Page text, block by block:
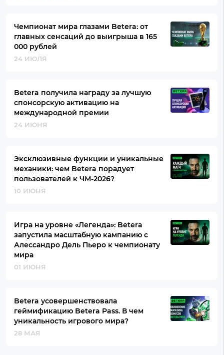
Чемпионат мира глазами Betera: от
главных сенсаций до выигрыша в 165
000 рублей
24 ИЮЛЯ
Betera получила награду за лучшую
спонсорскую активацию на
международной премии
24 ИЮНЯ
Эксклюзивные функции и уникальные
механики: чем Betera порадует
пользователей к ЧМ-2026?
10 ИЮНЯ
Игра на уровне «Легенда»: Betera
запустила масштабную кампанию с
Алессандро Дель Пьеро к чемпионату
мира
01 ИЮНЯ
Betera усовершенствовала
геймификацию Betera Pass. В чем
уникальность игрового мира?
28 МАЯ